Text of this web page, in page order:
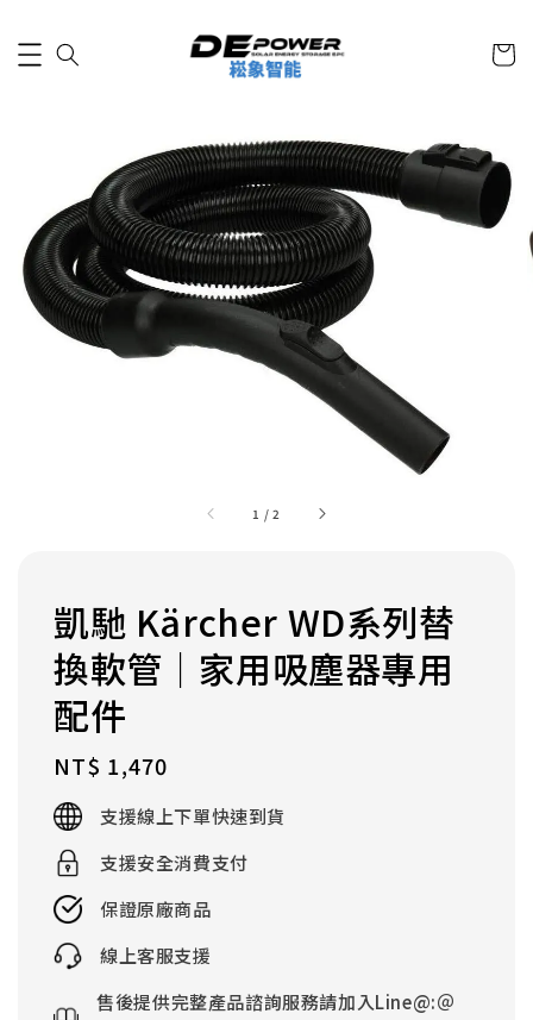
1 /2
凱馳 Kärcher WD系列替
換軟管｜家用吸塵器專用
配件
Regular
price
NT$ 1,470
支援線上下單快速到貨
支援安全消費支付
保證原廠商品
線上客服支援
售後提供完整產品諮詢服務請加入Line@:＠